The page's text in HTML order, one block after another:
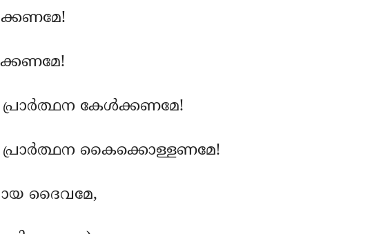
കേള്‍ക്കണമേ!
പ്രാര്‍ത്ഥന കൈക്കൊള്ളണമേ!
ദൈവമേ,